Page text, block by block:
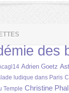
des
Adrien Goetz
ludique dans Paris
Temple Christine Phal